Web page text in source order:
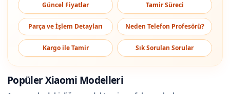
Güncel Fiyatlar Tamir Süreci
Parça ve İşlem Detayları Neden Telefon Profesörü?
Kargo ile Tamir Sık Sorulan Sorular
Popüler Xiaomi Modelleri